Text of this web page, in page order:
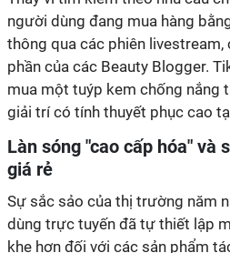
người dùng đang mua hàng
thông qua các phiên livestream,
phần của các Beauty Blogger.
mua một tuýp kem chống nắng
giải trí có tính thuyết phục cao
Làn sóng "cao cấp hóa" và
giá rẻ
Sự sắc sảo của thị trường năm
dùng trực tuyến đã tự thiết lập
khe hơn đối với các sản phẩm